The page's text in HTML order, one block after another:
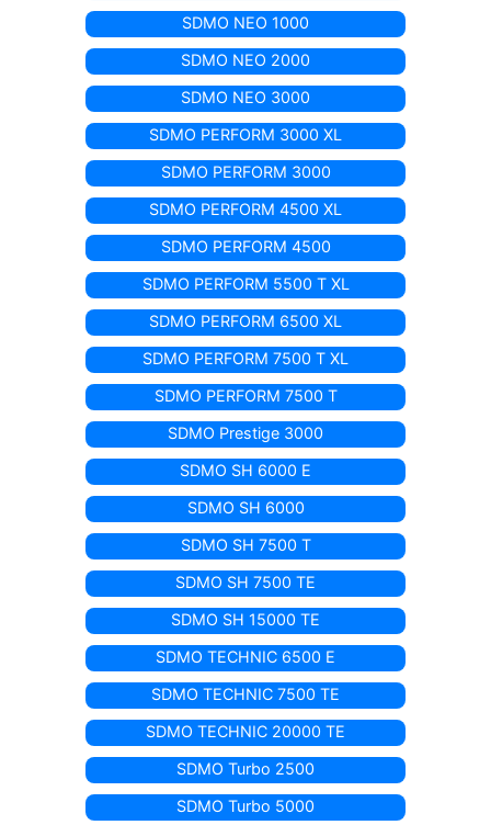
SDMO NEO 1000
SDMO NEO 2000
SDMO NEO 3000
SDMO PERFORM 3000 XL
SDMO PERFORM 3000
SDMO PERFORM 4500 XL
SDMO PERFORM 4500
SDMO PERFORM 5500 T XL
SDMO PERFORM 6500 XL
SDMO PERFORM 7500 T XL
SDMO PERFORM 7500 T
SDMO Prestige 3000
SDMO SH 6000 E
SDMO SH 6000
SDMO SH 7500 T
SDMO SH 7500 TE
SDMO SH 15000 TE
SDMO TECHNIC 6500 E
SDMO TECHNIC 7500 TE
SDMO TECHNIC 20000 TE
SDMO Turbo 2500
SDMO Turbo 5000